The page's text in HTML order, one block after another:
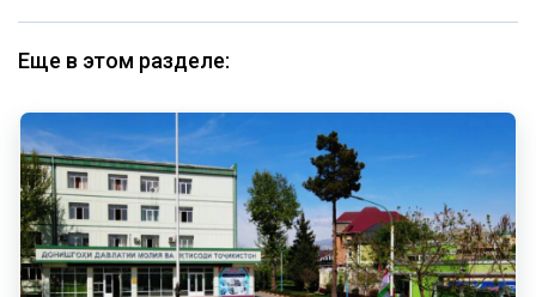
Еще в этом разделе: